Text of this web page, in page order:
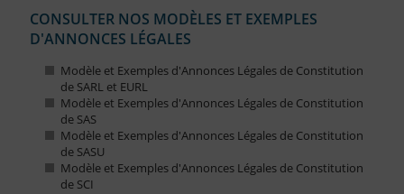
CONSULTER NOS MODÈLES ET EXEMPLES
D'ANNONCES LÉGALES
Modèle et Exemples d'Annonces Légales de Constitution
de SARL et EURL
Modèle et Exemples d'Annonces Légales de Constitution
de SAS
Modèle et Exemples d'Annonces Légales de Constitution
de SASU
Modèle et Exemples d'Annonces Légales de Constitution
de SCI